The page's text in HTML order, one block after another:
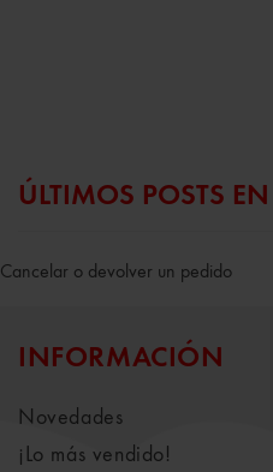
ÚLTIMOS POSTS
Cancelar o devolver un pedido
INFORMACIÓN
Novedades
¡Lo más vendido!